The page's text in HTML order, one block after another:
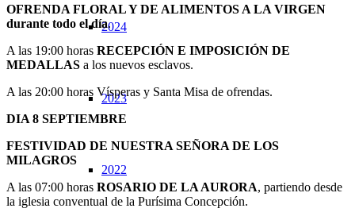
2024
2023
2022
OFRENDA FLORAL Y DE ALIMENTOS A LA VIRGEN
durante todo el día.
A las 19:00 horas RECEPCIÓN E IMPOSICIÓN DE
MEDALLAS a los nuevos esclavos.
A las 20:00 horas Vísperas y Santa Misa de ofrendas.
DIA 8 SEPTIEMBRE
FESTIVIDAD DE NUESTRA SEÑORA DE LOS
MILAGROS
A las 07:00 horas ROSARIO DE LA AURORA, partiendo desde
la iglesia conventual de la Purísima Concepción.